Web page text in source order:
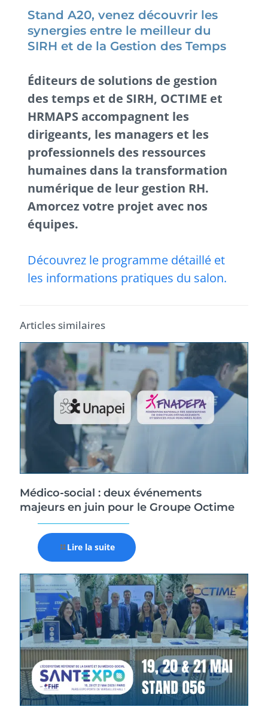
Stand A20, venez découvrir les
synergies entre le meilleur du
SIRH et de la Gestion des Temps
Éditeurs de solutions de gestion
des temps et de SIRH, OCTIME et
HRMAPS accompagnent les
dirigeants, les managers et les
professionnels des ressources
humaines dans la transformation
numérique de leur gestion RH.
Amorcez votre projet avec nos
équipes.
Découvrez le programme détaillé et
les informations pratiques du salon.
Articles similaires
Médico-social : deux événements
majeurs en juin pour le Groupe Octime
Lire la suite